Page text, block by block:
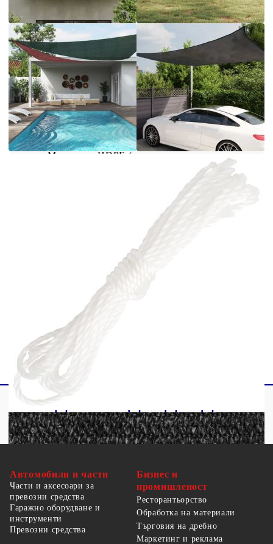
всякакви открити пространства, като вашата
градина, тераса, детска площадка или балкон.
Платното сенник, изработено от 100% HDPE
(полиетилен с висока плътност), ви предпазва
от пряка слънчева светлина, допуска достатъчно
въздух и е водопропускливо. HDPE материалът
е специално обработен, за да е устойчив на
мухъл и UV лъчи. Сенникът се сглобява лесно,
благодарение на крепежните елементи от
неръждаема стомана на всеки ъгъл и
включените въжета.
Цвят: Черен
Материал: HDPE (полиетилен с висока
Приблизително 90% UV защита
Пропуска вятър и дъжд
Устойчив на мухъл и UV, дишащ HDPE
Закопчалки от неръждаема стомана на
Включени 4 х 1,5 м PE въжета
Автомобили и части
Части и аксесоари за
превозни средства
Гаражно оборудване и
инструменти
Превозни средства
Бизнес и
промишленост
Ресторантьорство
Обработка на материали
Търговия на дребно
Маркетинг и реклама